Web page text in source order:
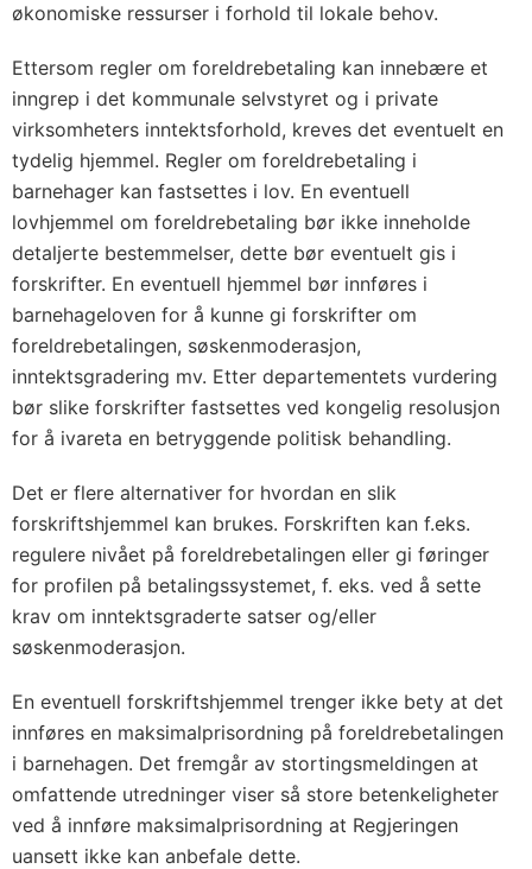
økonomiske ressurser i forhold til lokale behov.
Ettersom regler om foreldrebetaling kan innebære et
inngrep i det kommunale selvstyret og i private
virksomheters inntektsforhold, kreves det eventuelt en
tydelig hjemmel. Regler om foreldrebetaling i
barnehager kan fastsettes i lov. En eventuell
lovhjemmel om foreldrebetaling bør ikke inneholde
detaljerte bestemmelser, dette bør eventuelt gis i
forskrifter. En eventuell hjemmel bør innføres i
barnehageloven for å kunne gi forskrifter om
foreldrebetalingen, søskenmoderasjon,
inntektsgradering mv. Etter departementets vurdering
bør slike forskrifter fastsettes ved kongelig resolusjon
for å ivareta en betryggende politisk behandling.
Det er flere alternativer for hvordan en slik
forskriftshjemmel kan brukes. Forskriften kan f.eks.
regulere nivået på foreldrebetalingen eller gi føringer
for profilen på betalingssystemet, f. eks. ved å sette
krav om inntektsgraderte satser og/eller
søskenmoderasjon.
En eventuell forskriftshjemmel trenger ikke bety at det
innføres en maksimalprisordning på foreldrebetalingen
i barnehagen. Det fremgår av stortingsmeldingen at
omfattende utredninger viser så store betenkeligheter
ved å innføre maksimalprisordning at Regjeringen
uansett ikke kan anbefale dette.